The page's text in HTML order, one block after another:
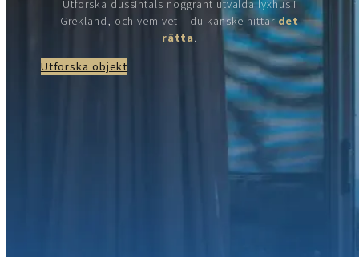
Utforska dussintals noggrant utvalda lyxhus i
Grekland, och vem vet – du kanske hittardet
rätta.
Utforska objekt